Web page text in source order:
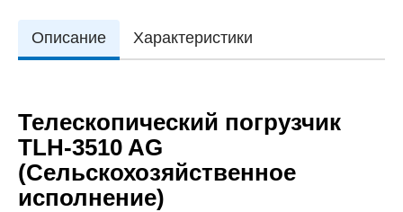
Описание Характеристики
Телескопический погрузчик
TLH-3510 AG
(Сельскохозяйственное
исполнение)